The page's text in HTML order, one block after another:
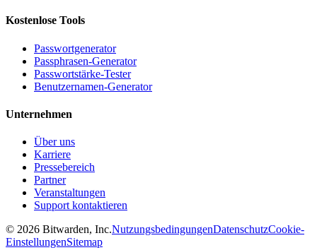
Kostenlose Tools
Passwortgenerator
Passphrasen-Generator
Passwortstärke-Tester
Benutzernamen-Generator
Unternehmen
Über uns
Karriere
Pressebereich
Partner
Veranstaltungen
Support kontaktieren
© 2026 Bitwarden, Inc.NutzungsbedingungenDatenschutzCookie-
EinstellungenSitemap